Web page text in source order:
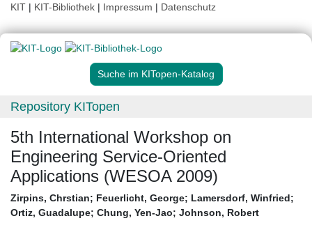
KIT | KIT-Bibliothek | Impressum | Datenschutz
Suche im KITopen-Katalog
Repository KITopen
5th International Workshop on
Engineering Service-Oriented
Applications (WESOA 2009)
Zirpins, Chrstian; Feuerlicht, George; Lamersdorf, Winfried;
Ortiz, Guadalupe; Chung, Yen-Jao; Johnson, Robert